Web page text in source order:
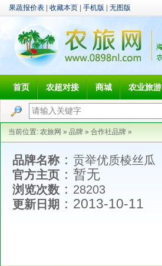
果蔬报价表 收藏本页 手机版 无图版
首页 农超对接 商城 农业旅游
当前位置: 农旅网 » 品牌 » 合作社品牌 »
品牌名称： 贡举优质棱丝瓜
官方主页 ：暂无
浏览次数 ： 28203
更新日期 ：2013-10-11